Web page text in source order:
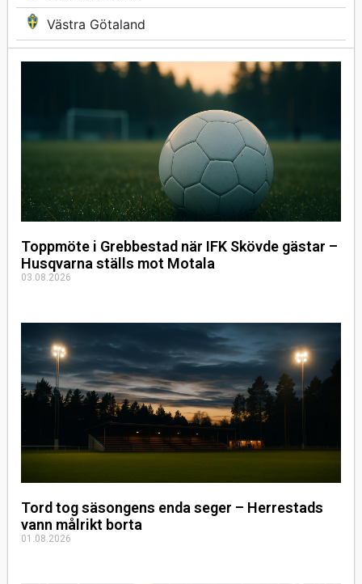
Västra Götaland
Toppmöte i Grebbestad när IFK Skövde gästar –
Husqvarna ställs mot Motala
03.08.2026
Tord tog säsongens enda seger – Herrestads
vann målrikt borta
01.08.2026